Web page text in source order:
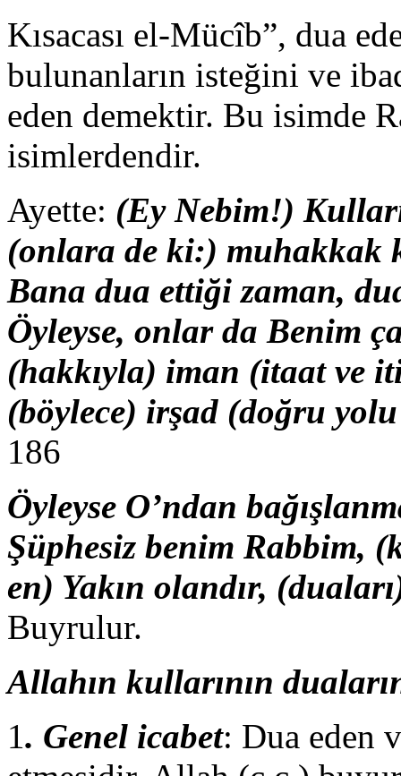
Kısacası el-Mücîb”, dua
bulunanların isteğini ve
eden demektir. Bu isimde
isimlerdendir.
Ayette: (Ey Nebim!)
(onlara de ki:) muhakkak
Bana dua ettiği zaman,
Öyleyse, onlar da Benim
(hakkıyla) iman (itaat ve
(böylece) irşad (doğru
186
Öyleyse O’ndan
Şüphesiz benim Rabbim,
en) Yakın olandır,
Buyrulur.
Allahın kullarının
1. Genel icabet: Dua eden